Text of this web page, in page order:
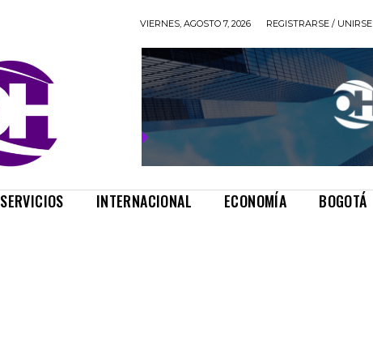
VIERNES, AGOSTO 7, 2026 REGISTRARSE / UNIRSE
SERVICIOS INTERNACIONAL ECONOMÍA BOGOTÁ